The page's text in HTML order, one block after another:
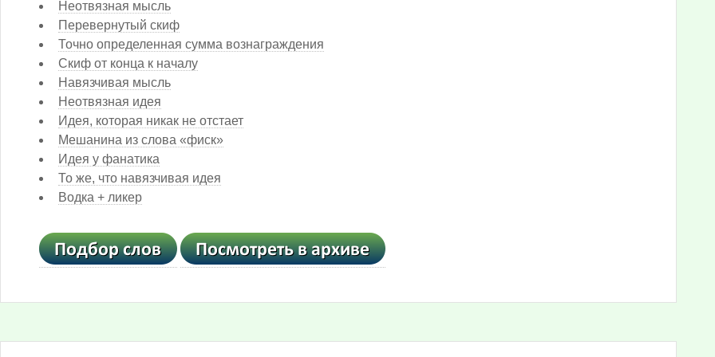
Неотвязная мысль
Перевернутый скиф
Точно определенная сумма вознаграждения
Скиф от конца к началу
Навязчивая мысль
Неотвязная идея
Идея, которая никак не отстает
Мешанина из слова «фиск»
Идея у фанатика
То же, что навязчивая идея
Водка + ликер